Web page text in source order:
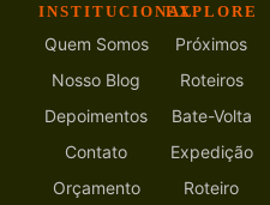
INSTITUCIONAL
Quem Somos
Nosso Blog
Depoimentos
Contato
Orçamento
EXPLORE
Próximos
Roteiros
Bate-Volta
Expedição
Roteiro